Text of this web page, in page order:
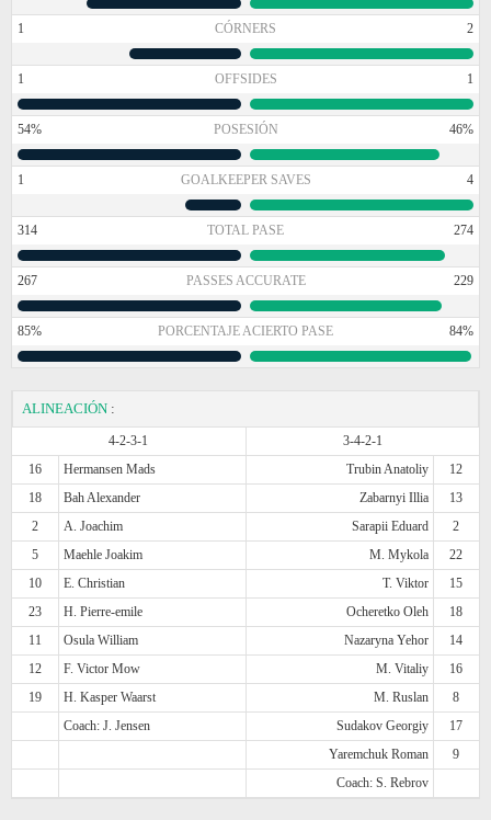
1 CÓRNERS 2
1 OFFSIDES 1
54% POSESIÓN 46%
1 GOALKEEPER SAVES 4
314 TOTAL PASE 274
267 PASSES ACCURATE 229
85% PORCENTAJE ACIERTO PASE 84%
ALINEACIÓN :
4-2-3-1
3-4-2-1
16
Hermansen Mads Trubin Anatoliy
12
18
Bah Alexander Zabarnyi Illia
13
2
A. Joachim Sarapii Eduard
2
5
Maehle Joakim M. Mykola
22
10
E. Christian T. Viktor
15
23
H. Pierre-emile Ocheretko Oleh
18
11
Osula William Nazaryna Yehor
14
12
F. Victor Mow M. Vitaliy
16
19
H. Kasper Waarst M. Ruslan
8
Coach: J. Jensen
Sudakov Georgiy
17
Yaremchuk Roman
9
Coach: S. Rebrov